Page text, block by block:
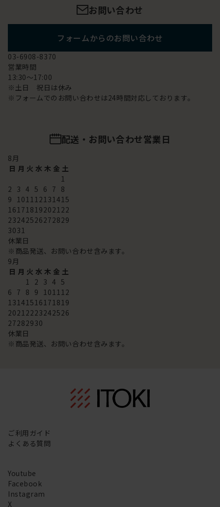
お問い合わせ
フォームからのお問い合わせ
03-6908-8370
営業時間
13:30～17:00
※土日 祝日は休み
※フォームでのお問い合わせは24時間対応しております。
配送・お問い合わせ営業日
8 月
日 月 火 水 木 金 土
1
2 3 4 5 6 7 8
9
10 11 12 13 14 15
16 17 18 192021 22
23242526272829
3031
休業日
※商品発送、お問い合わせ含みます。
9 月
日 月 火 水 木 金 土
1
2 3 4 5
6 7 8 9 10 11 12
13 14 15 16 17 18 19
2021 2223242526
27282930
休業日
※商品発送、お問い合わせ含みます。
ご利用ガイド
よくある質問
Youtube
Facebook
Instagram
X